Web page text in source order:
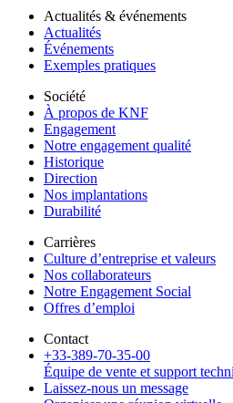
Actualités & événements
Actualités
Événements
Exemples pratiques
Société
À propos de KNF
Engagement
Notre engagement qualité
Historique
Direction
Nos implantations
Durabilité
Carrières
Culture d’entreprise et valeurs
Nos collaborateurs
Notre Engagement Social
Offres d’emploi
Contact
+33-389-70-35-00
Équipe de vente et support
Laissez-nous un message